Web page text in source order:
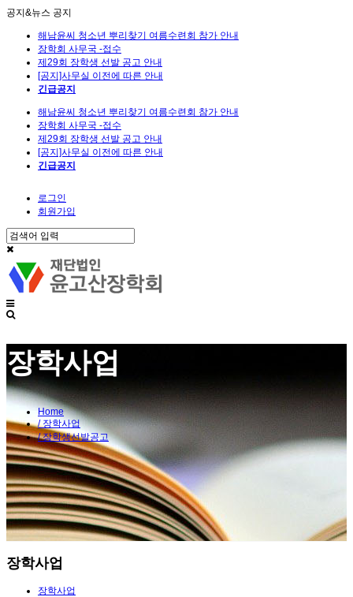
공지&뉴스 공지
해남윤씨 청소년 뿌리찾기 여름수련회 참가 안내
장학회 사무국 -접수
제29회 장학생 선발 공고 안내
[공지]사무실 이전에 따른 안내
긴급공지
해남윤씨 청소년 뿌리찾기 여름수련회 참가 안내
장학회 사무국 -접수
제29회 장학생 선발 공고 안내
[공지]사무실 이전에 따른 안내
긴급공지
로그인
회원가입
장학사업
Home
/ 장학사업
/ 장학생선발공고
장학사업
장학사업